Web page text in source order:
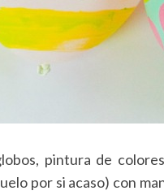
pintura de
por si acaso) con